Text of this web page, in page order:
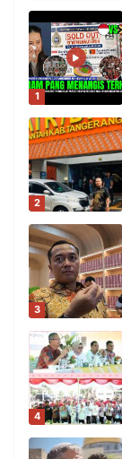
1
2
3
4